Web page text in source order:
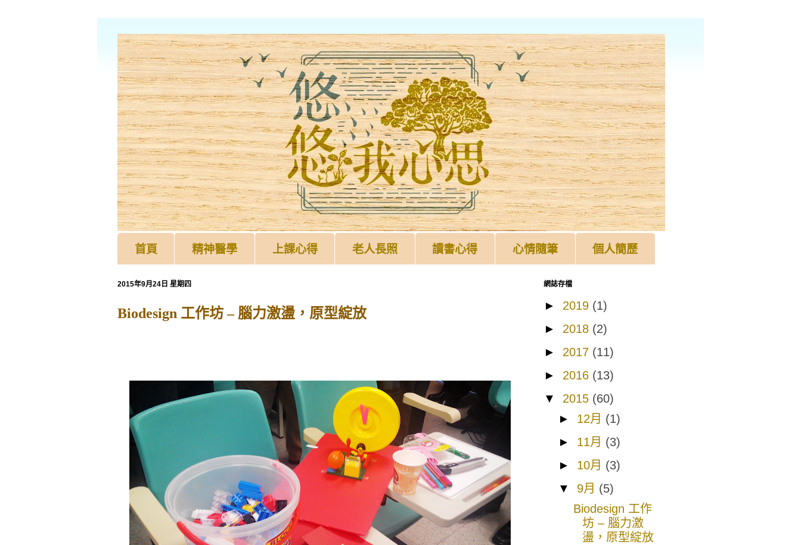
首頁 精神醫學 上課心得 老人長照 讀書心得 心情隨筆 個人簡歷
2015年9月24日 星期四
Biodesign 工作坊 – 腦力激盪，原型綻放
網誌存檔
► 2019 (1)
► 2018 (2)
► 2017 (11)
► 2016 (13)
▼ 2015 (60)
► 12月 (1)
► 11月 (3)
► 10月 (3)
▼ 9月 (5)
Biodesign 工作
坊 – 腦力激
盪，原型綻放